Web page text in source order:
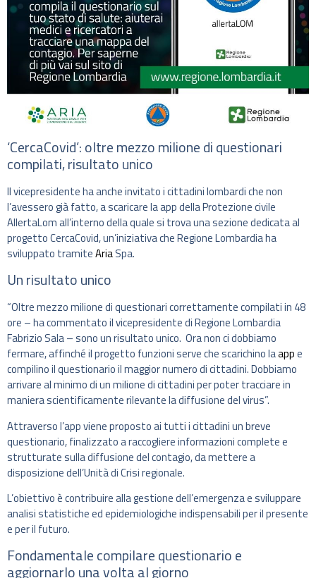
‘CercaCovid’: oltre mezzo milione di questionari
compilati, risultato unico
Il vicepresidente ha anche invitato i cittadini lombardi che non
l’avessero già fatto, a scaricare la app della Protezione civile
AllertaLom all’interno della quale si trova una sezione dedicata al
progetto CercaCovid, un’iniziativa che Regione Lombardia ha
sviluppato tramiteAriaSpa.
Un risultato unico
“Oltre mezzo milione di questionari correttamente compilati in 48
ore – ha commentato il vicepresidente di Regione Lombardia
Fabrizio Sala – sono un risultato unico. Ora non ci dobbiamo
fermare, affinché il progetto funzioni serve che scarichino laappe
compilino il questionario il maggior numero di cittadini. Dobbiamo
arrivare al minimo di un milione di cittadini per poter tracciare in
maniera scientificamente rilevante la diffusione del virus”.
Attraverso l’app viene proposto ai tutti i cittadini un breve
questionario, finalizzato a raccogliere informazioni complete e
strutturate sulla diffusione del contagio, da mettere a
disposizione dell’Unità di Crisi regionale.
L’obiettivo è contribuire alla gestione dell’emergenza e sviluppare
analisi statistiche ed epidemiologiche indispensabili per il presente
e per il futuro.
Fondamentale compilare questionario e
aggiornarlo una volta al giorno